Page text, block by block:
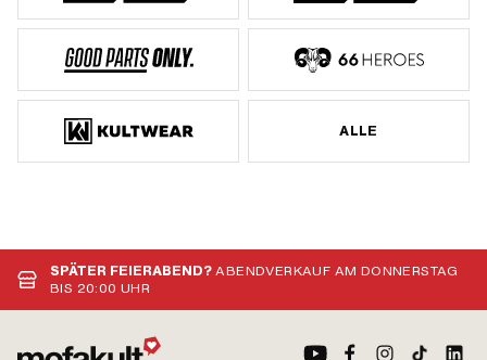
ALLE
SPÄTER FEIERABEND?ABENDVERKAUF AM DONNERSTAG
BIS 20:00 UHR